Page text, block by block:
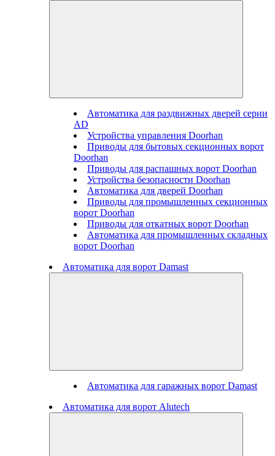
Автоматика для раздвижных дверей серии
AD
Устройства управления Doorhan
Приводы для бытовых секционных ворот
Doorhan
Приводы для распашных ворот Doorhan
Устройства безопасности Doorhan
Автоматика для дверей Doorhan
Приводы для промышленных секционных
ворот Doorhan
Приводы для откатных ворот Doorhan
Автоматика для промышленных складных
ворот Doorhan
Автоматика для ворот Damast
Автоматика для гаражных ворот Damast
Автоматика для ворот Alutech